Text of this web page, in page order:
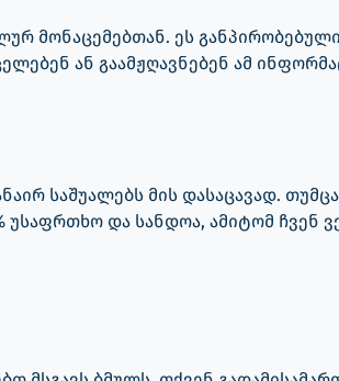
მონაცემებთან. ეს
ან გაამჟღავნებენ ამ
საშუალებს მის დასაცავად.
და სანდოა, ამიტომ ჩვენ